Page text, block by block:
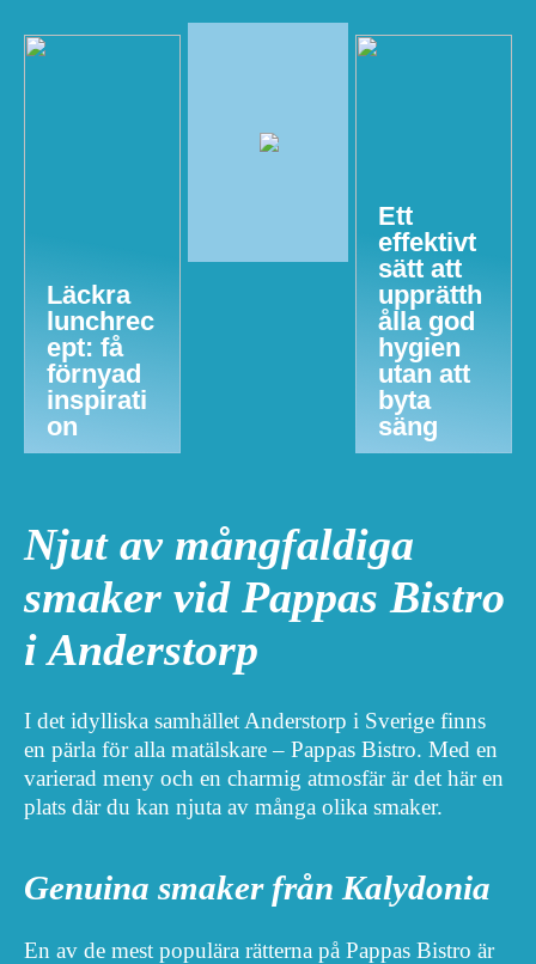
Läckra
lunchrec
ept: få
förnyad
inspirati
on
Ett
effektivt
sätt att
upprätth
ålla god
hygien
utan att
byta
säng
Njut av mångfaldiga
smaker vid Pappas Bistro
i Anderstorp
I det idylliska samhället Anderstorp i Sverige finns
en pärla för alla matälskare – Pappas Bistro. Med en
varierad meny och en charmig atmosfär är det här en
plats där du kan njuta av många olika smaker.
Genuina smaker från Kalydonia
En av de mest populära rätterna på Pappas Bistro är